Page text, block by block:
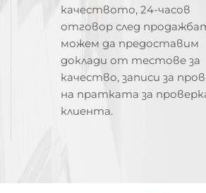
качеството, 24-часов
отговор след
можем да предоставим
доклади от тестове за
качество, записи за
на пратката за
клиента.